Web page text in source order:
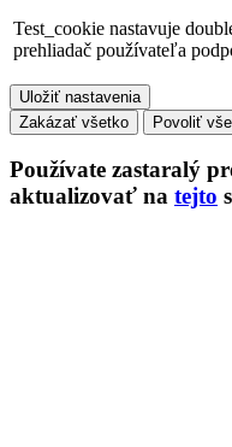
Test_cookie nastavuje
prehliadač používateľa
Uložiť nastavenia
Zakázať všetko
Povoliť
Používate zastaralý
aktualizovať na tejto